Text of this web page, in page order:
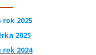
rok 2025
2025
rok 2024